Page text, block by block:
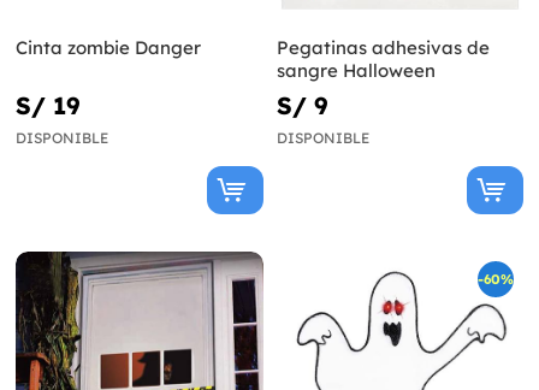
Cinta zombie Danger
S/ 19
DISPONIBLE
Pegatinas adhesivas de
sangre Halloween
S/ 9
DISPONIBLE
-60%